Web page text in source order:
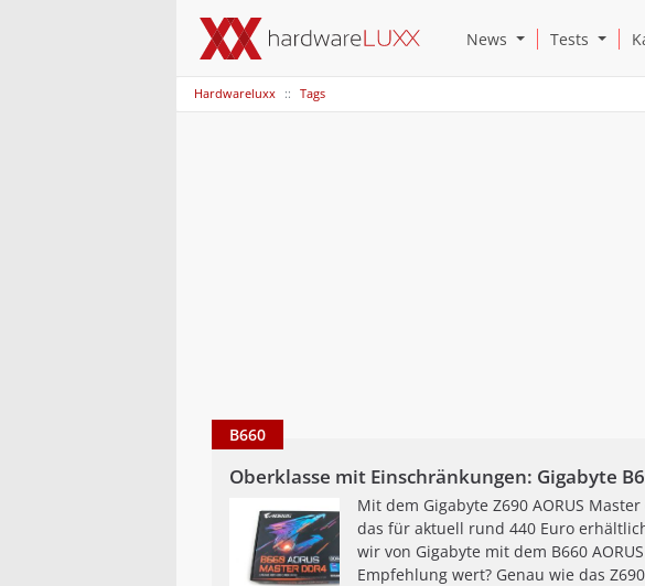
News Open News
Tests Open
Hardwareluxx Tags
B660
Oberklasse mit Einschränkungen: Gigabyte
Mit dem Gigabyte Z690 AORUS
das für aktuell rund 440 Euro
wir von Gigabyte mit dem B660
Empfehlung wert? Genau wie das